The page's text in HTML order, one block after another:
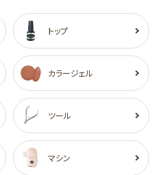
トップ
カラージェル
ツール
マシン